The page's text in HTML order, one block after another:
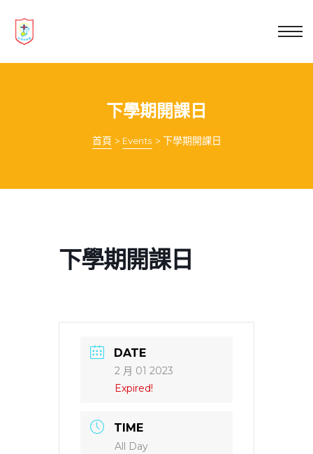
下學期開課日
首頁 > Events > 下學期開課日
下學期開課日
DATE
2 月 01 2023
Expired!
TIME
All Day
教育